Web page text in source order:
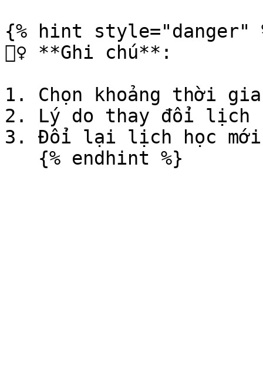
{% hint style="danger"
🙆‍♀️ **Ghi chú**:
1. Chọn khoảng thời
2. Lý do thay đổi lịch
3. Đổi lại lịch học